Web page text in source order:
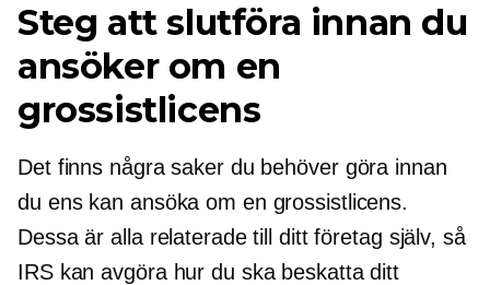
Steg att slutföra innan du
ansöker om en
grossistlicens
Det finns några saker du behöver göra innan
du ens kan ansöka om en grossistlicens.
Dessa är alla relaterade till ditt företag själv, så
IRS kan avgöra hur du ska beskatta ditt